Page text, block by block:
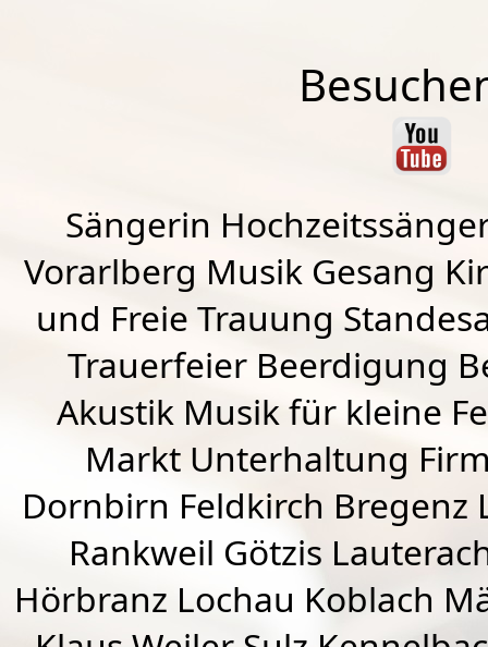
Sängerin
Vorarlberg Musik Gesang
und Freie Trauung
Trauerfeier Beerdigung
Akustik Musik für kleine
Markt Unterhaltung
Dornbirn Feldkirch Bregenz
Rankweil Götzis
Hörbranz Lochau Koblach